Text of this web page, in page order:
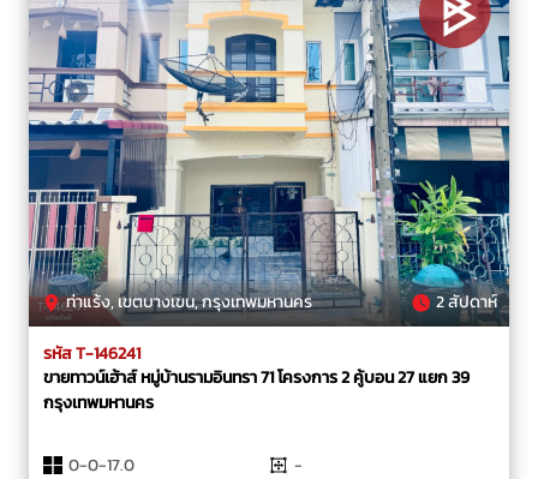
ท่าแร้ง, เขตบางเขน, กรุงเทพมหานคร 2 สัปดาห์
รหัส T-146241
ขายทาวน์เฮ้าส์ หมู่บ้านรามอินทรา 71 โครงการ 2 คู้บอน 27 แยก 39
กรุงเทพมหานคร
0-0-17.0
-